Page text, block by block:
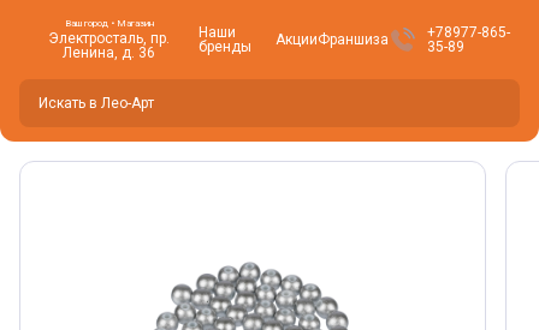
Ваш город • Магазин
Электросталь, пр.
Ленина, д. 36
Наши
бренды
АкцииФраншиза
+78977-865-
35-89
Фото товара